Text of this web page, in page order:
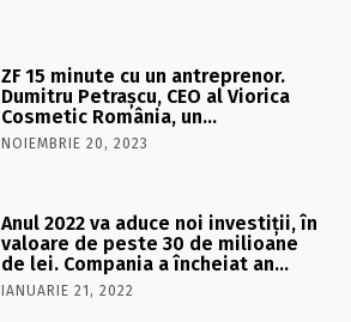
ZF 15 minute cu un antreprenor.
Dumitru Petraşcu, CEO al Viorica
Cosmetic România, un…
NOIEMBRIE 20, 2023
Anul 2022 va aduce noi investiţii, în
valoare de peste 30 de milioane
de lei. Compania a încheiat an…
IANUARIE 21, 2022